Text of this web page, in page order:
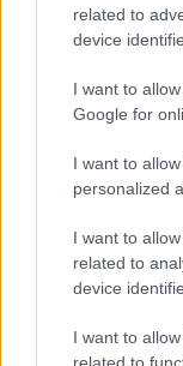
related to
device
I want to
Google for
I want to
personalized
I want to
related to
device
I want to
related to
Le
vivo: